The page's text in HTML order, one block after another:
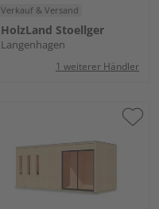
Verkauf & Versand
HolzLand Stoellger
Langenhagen
1 weiterer Händler